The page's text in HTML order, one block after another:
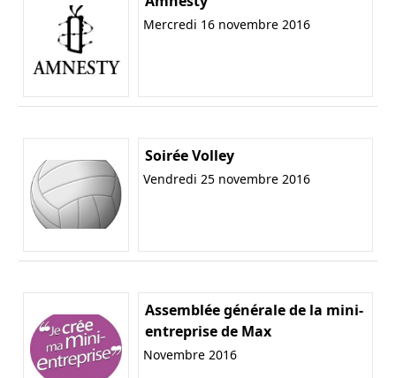
Mercredi 16 novembre 2016
Soirée Volley
Vendredi 25 novembre 2016
Assemblée générale de la mini-
entreprise de Max
Novembre 2016